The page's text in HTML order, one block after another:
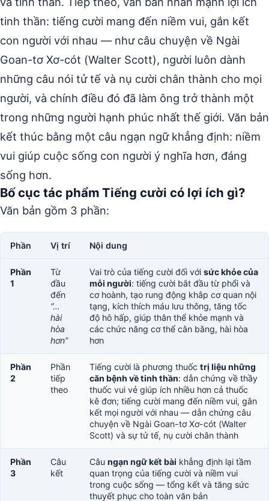
tinh thần: tiếng cười mang đến niềm vui, gắn kết
con người với nhau — như câu chuyện về Ngài
Goan-tơ Xơ-cót (Walter Scott), người luôn dành
những câu nói tử tế và nụ cười chân thành cho mọi
người, và chính điều đó đã làm ông trở thành một
trong những người hạnh phúc nhất thế giới. Văn bản
kết thúc bằng một câu ngạn ngữ khẳng định: niềm
vui giúp cuộc sống con người ý nghĩa hơn, đáng
sống hơn.
Bố cục tác phẩm Tiếng cười có lợi ích gì?
Văn bản gồm 3 phần:
Phần Vị trí Nội dung
Phần
1
Từ
đầu
đến
“…
hài
hòa
hơn”
Vai trò của tiếng cười đối với sức khỏe của
mỗi người: tiếng cười bắt đầu từ phổi và
cơ hoành, tạo rung động khắp cơ quan nội
tạng, kích thích máu lưu thông, tăng tốc
độ hô hấp, giúp thân thể khỏe mạnh và
các chức năng cơ thể cân bằng, hài hòa
hơn
Phần
2
Phần
tiếp
theo
Tiếng cười là phương thuốc trị liệu những
căn bệnh về tinh thần: dẫn chứng về thầy
thuốc vui vẻ giúp ích nhiều hơn cả thuốc
kê đơn; tiếng cười mang đến niềm vui, gắn
kết mọi người với nhau — dẫn chứng câu
chuyện về Ngài Goan-tơ Xơ-cót (Walter
Scott) và sự tử tế, nụ cười chân thành
Phần
3
Câu
kết
Câu ngạn ngữ kết bài khẳng định lại tầm
quan trọng của tiếng cười và niềm vui
trong cuộc sống — tổng kết và tăng sức
thuyết phục cho toàn văn bản